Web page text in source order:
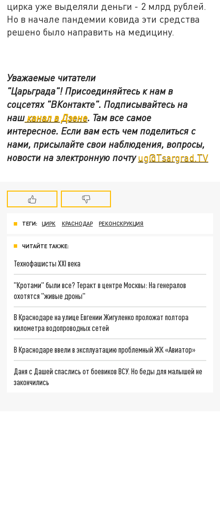
цирка уже выделяли деньги - 2 млрд рублей.
Но в начале пандемии ковида эти средства
решено было направить на медицину.
Уважаемые читатели
"Царьграда"! Присоединяйтесь к нам в
соцсетях "ВКонтакте". Подписывайтесь на
нашканал в Дзене. Там все самое
интересное. Если вам есть чем поделиться с
нами, присылайте свои наблюдения, вопросы,
новости на электронную почтуug@Tsargrad.TV
ТЕГИ: ЦИРК КРАСНОДАР РЕКОНСКРУКЦИЯ
ЧИТАЙТЕ ТАКЖЕ:
Технофашисты XXI века
"Кротами" были все? Теракт в центре Москвы: На генералов
охотятся "живые дроны"
В Краснодаре на улице Евгении Жигуленко проложат полтора
километра водопроводных сетей
В Краснодаре ввели в эксплуатацию проблемный ЖК «Авиатор»
Даня с Дашей спаслись от боевиков ВСУ. Но беды для малышей не
закончились